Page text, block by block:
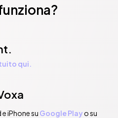
qui.
iPhone su Google Playo su